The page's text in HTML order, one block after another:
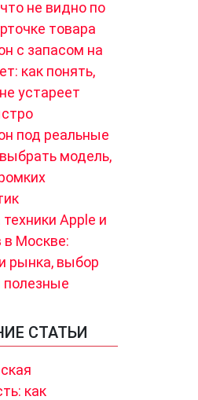
не видно по
товара
с запасом на
как понять,
устареет
под реальные
модель,
Apple и
в Москве:
рынка, выбор
полезные
СТАТЬИ
как